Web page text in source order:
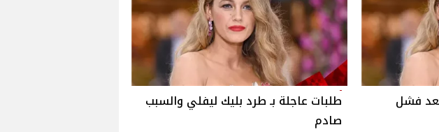
فشل
طلبات عاجلة بـ طرد بليك ليفلي والسبب
صادم